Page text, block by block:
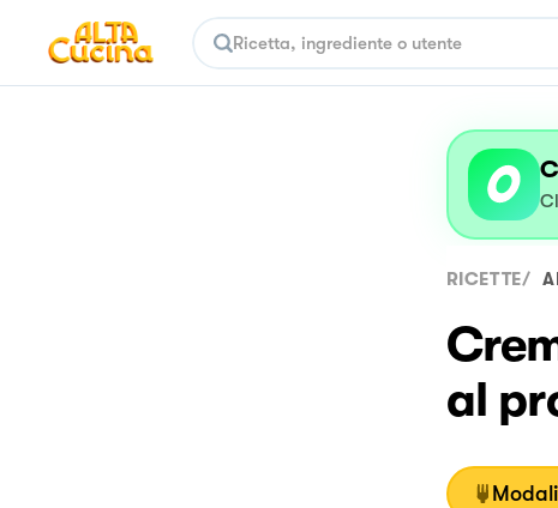
RICETTE/
al